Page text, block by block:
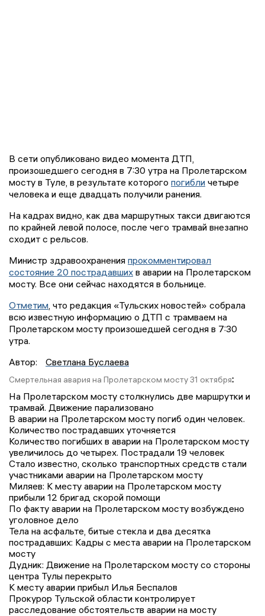
В сети опубликовано видео момента ДТП,
произошедшего сегодня в 7:30 утра на Пролетарском
мосту в Туле, в результате которого погибли четыре
человека и еще двадцать получили ранения.
На кадрах видно, как два маршрутных такси двигаются
по крайней левой полосе, после чего трамвай внезапно
сходит с рельсов.
Министр здравоохранения прокомментировал
состояние 20 пострадавших в аварии на Пролетарском
мосту. Все они сейчас находятся в больнице.
Отметим , что редакция «Тульских новостей» собрала
всю известную информацию о ДТП с трамваем на
Пролетарском мосту произошедшей сегодня в 7:30
утра.
Автор:
Светлана Буслаева
Смертельная авария на Пролетарском мосту 31 октября:
На Пролетарском мосту столкнулись две маршрутки и
трамвай. Движение парализовано
В аварии на Пролетарском мосту погиб один человек.
Количество пострадавших уточняется
Количество погибших в аварии на Пролетарском мосту
увеличилось до четырех. Пострадали 19 человек
Стало известно, сколько транспортных средств стали
участниками аварии на Пролетарском мосту
Миляев: К месту аварии на Пролетарском мосту
прибыли 12 бригад скорой помощи
По факту аварии на Пролетарском мосту возбуждено
уголовное дело
Тела на асфальте, битые стекла и два десятка
пострадавших: Кадры с места аварии на Пролетарском
мосту
Дудник: Движение на Пролетарском мосту со стороны
центра Тулы перекрыто
К месту аварии прибыл Илья Беспалов
Прокурор Тульской области контролирует
расследование обстоятельств аварии на мосту